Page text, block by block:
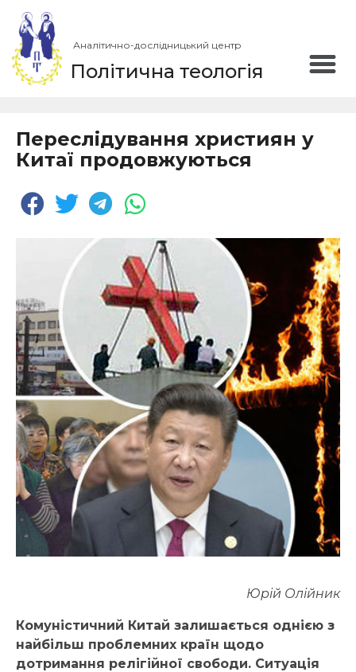
Аналітично-дослідницький центр
Політична теологія
Переслідування християн у
Китаї продовжуються
Юрій Олійник
Комуністичний Китай залишається однією з
найбільш проблемних країн щодо
дотримання релігійної свободи. Ситуація